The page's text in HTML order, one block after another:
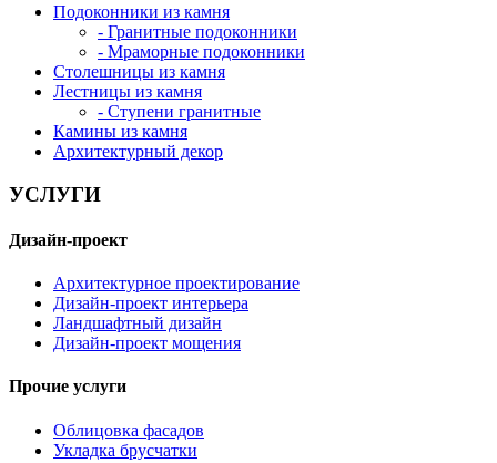
Подоконники из камня
- Гранитные подоконники
- Мраморные подоконники
Столешницы из камня
Лестницы из камня
- Ступени гранитные
Камины из камня
Архитектурный декор
УСЛУГИ
Дизайн-проект
Архитектурное проектирование
Дизайн-проект интерьера
Ландшафтный дизайн
Дизайн-проект мощения
Прочие услуги
Облицовка фасадов
Укладка брусчатки